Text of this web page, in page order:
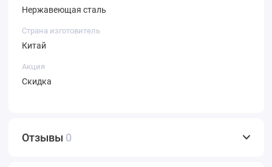
Нержавеющая сталь
Страна изготовитель
Китай
Акция
Скидка
Отзывы 0